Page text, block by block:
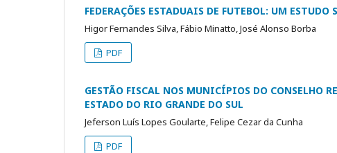
FEDERAÇÕES ESTADUAIS DE FUTEBOL: UM
Higor Fernandes Silva, Fábio Minatto, José Alonso Borba
PDF
GESTÃO FISCAL NOS MUNICÍPIOS DO CONSELHO
ESTADO DO RIO GRANDE DO SUL
Jeferson Luís Lopes Goularte, Felipe Cezar da Cunha
PDF